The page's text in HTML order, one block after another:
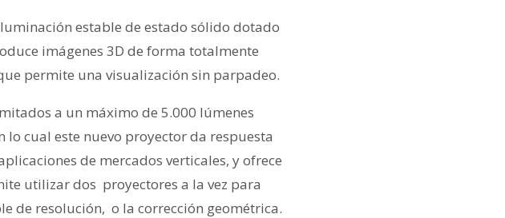
estable de estado sólido dotado
imágenes 3D de forma totalmente
permite una visualización sin parpadeo.
a un máximo de 5.000 lúmenes
cual este nuevo proyector da respuesta
de mercados verticales, y ofrece
utilizar dos proyectores a la vez para
de resolución, o la corrección geométrica.